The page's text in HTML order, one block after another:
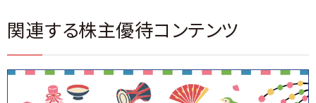
関連する株主優待コンテンツ